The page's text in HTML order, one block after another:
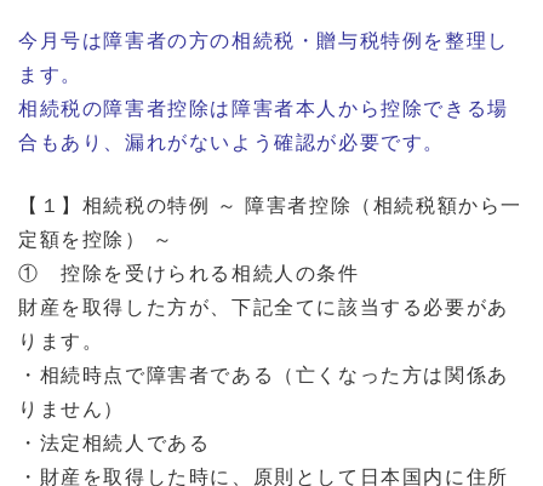
今月号は障害者の方の相続税・贈与税特例を整理し
ます。
相続税の障害者控除は障害者本人から控除できる場
合もあり、漏れがないよう確認が必要です。
【１】相続税の特例 ～ 障害者控除（相続税額から一
定額を控除） ～
① 控除を受けられる相続人の条件
財産を取得した方が、下記全てに該当する必要があ
ります。
・相続時点で障害者である（亡くなった方は関係あ
りません）
・法定相続人である
・財産を取得した時に、原則として日本国内に住所